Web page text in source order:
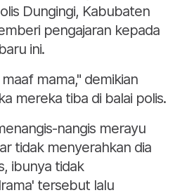
Dungingi, Kabubaten
pengajaran kepada
ini.
mama," demikian
mereka tiba di balai polis.
nangis merayu
tidak menyerahkan dia
ibunya tidak
tersebut lalu